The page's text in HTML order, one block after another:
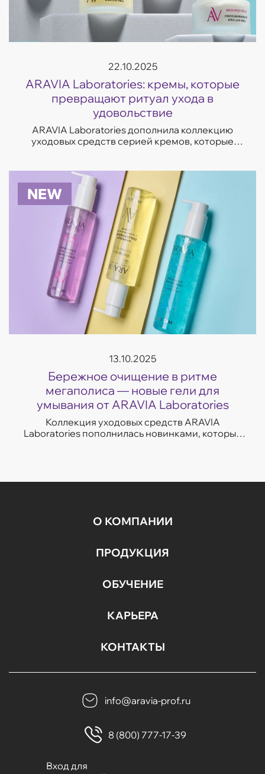
22.10.2025
ARAVIA Laboratories: кремы, которые
превращают ритуал ухода в
удовольствие
ARAVIA Laboratories дополнила коллекцию
уходовых средств серией кремов, которые
с несо...
NEW
13.10.2025
Бережное очищение в ритме
мегаполиса — новые гели для
умывания от ARAVIA Laboratories
Коллекция уходовых средств ARAVIA
Laboratories пополнилась новинками, которые
О КОМПАНИИ
ПРОДУКЦИЯ
ОБУЧЕНИЕ
КАРЬЕРА
КОНТАКТЫ
info@aravia-prof.ru
8 (800) 777-17-39
Вход для